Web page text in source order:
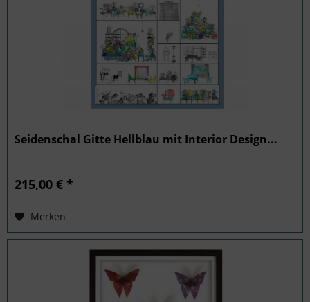
Seidenschal Gitte Hellblau mit Interior Design...
215,00 € *
Merken